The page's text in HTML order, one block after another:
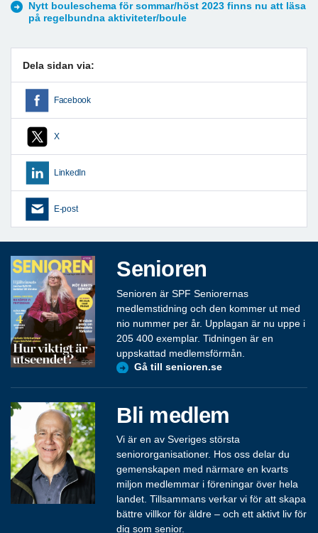
Nytt bouleschema för sommar/höst 2023 finns nu att läsa
på regelbundna aktiviteter/boule
Dela sidan via:
Facebook
X
LinkedIn
E-post
Senioren
Senioren är SPF Seniorernas
medlemstidning och den kommer ut med
nio nummer per år. Upplagan är nu uppe i
205 400 exemplar. Tidningen är en
uppskattad medlemsförmån.
Gå till senioren.se
Bli medlem
Vi är en av Sveriges största
seniororganisationer. Hos oss delar du
gemenskapen med närmare en kvarts
miljon medlemmar i föreningar över hela
landet. Tillsammans verkar vi för att skapa
bättre villkor för äldre – och ett aktivt liv för
dig som senior.